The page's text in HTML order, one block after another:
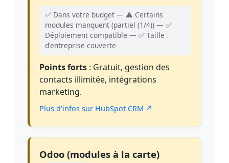
✅ Dans votre budget — ⚠️ Certains
modules manquent (partiel (1/4)) — ✅
Déploiement compatible — ✅ Taille
d'entreprise couverte
Points forts : Gratuit, gestion des
contacts illimitée, intégrations
marketing.
Plus d'infos sur HubSpot CRM ↗
Odoo (modules à la carte)